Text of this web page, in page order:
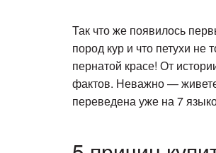
Так что же появилось
пород кур и что петухи
пернатой красе! От
фактов. Неважно —
переведена уже на 7